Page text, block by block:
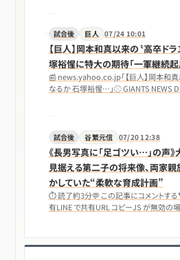
試合後 巨人 07/24 10:01
【巨人】岡本和真以来の〝高卒ド
塚裕惺に特大の期待「一軍継続起
📰 news.yahoo.co.jp「【巨人】岡本和真
なるか 石塚裕惺…」⚾ GIANTS NEWS
試合後 谷繁元信 07/20 12:38
《長男写真に「足ゴツい…」の声
見据える第二子の将来像、両家
かしていた“柔軟な育成計画”
⏱ 読了約3分💬 この記事にコメントす
有LINE で共有URL コピーJS が無効の